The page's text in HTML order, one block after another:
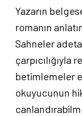
Yazarın
romanın
Sahneler
betimlemeler
okuyucunun